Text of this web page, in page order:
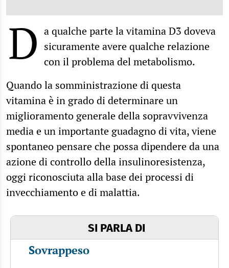
D a qualche parte la vitamina D3 doveva
sicuramente avere qualche relazione
con il problema del metabolismo.
Quando la somministrazione di questa
vitamina è in grado di determinare un
miglioramento generale della sopravvivenza
media e un importante guadagno di vita, viene
spontaneo pensare che possa dipendere da una
azione di controllo della insulinoresistenza,
oggi riconosciuta alla base dei processi di
invecchiamento e di malattia.
SI PARLA DI
Sovrappeso